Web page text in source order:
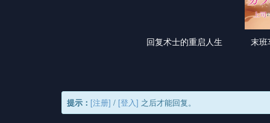
回复术士的重启人生 末班
提示： [注册] / [登入] 之后才能回复。